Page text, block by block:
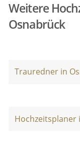
Weitere
Osnabrück
Trauredner in
Hochzeitsplaner